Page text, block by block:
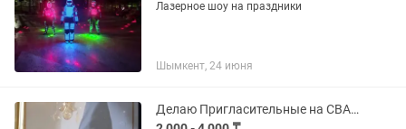
Лазерное шоу на праздники
Шымкент, 24 июня
Делаю Пригласительные на СВАДЬБУ, Қыз ұзату, Слайд шоу, любой повод